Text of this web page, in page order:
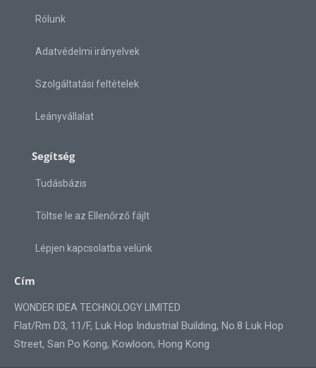
Rólunk
Adatvédelmi irányelvek
Szolgáltatási feltételek
Leányvállalat
Segítség
Tudásbázis
Töltse le az Ellenőrző fájlt
Lépjen kapcsolatba velünk
Cím
WONDER IDEA TECHNOLOGY LIMITED
Flat/Rm D3, 11/F, Luk Hop Industrial Building, No.8 Luk Hop
Street, San Po Kong, Kowloon, Hong Kong